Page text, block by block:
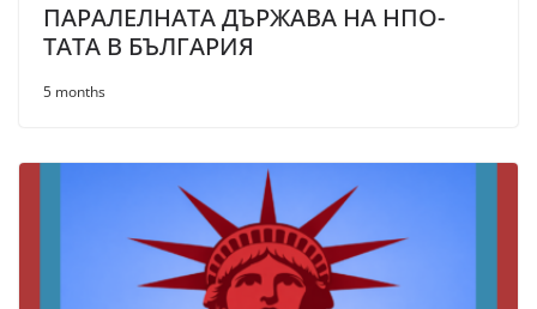
ПАРАЛЕЛНАТА ДЪРЖАВА НА НПО-
ТАТА В БЪЛГАРИЯ
5 months